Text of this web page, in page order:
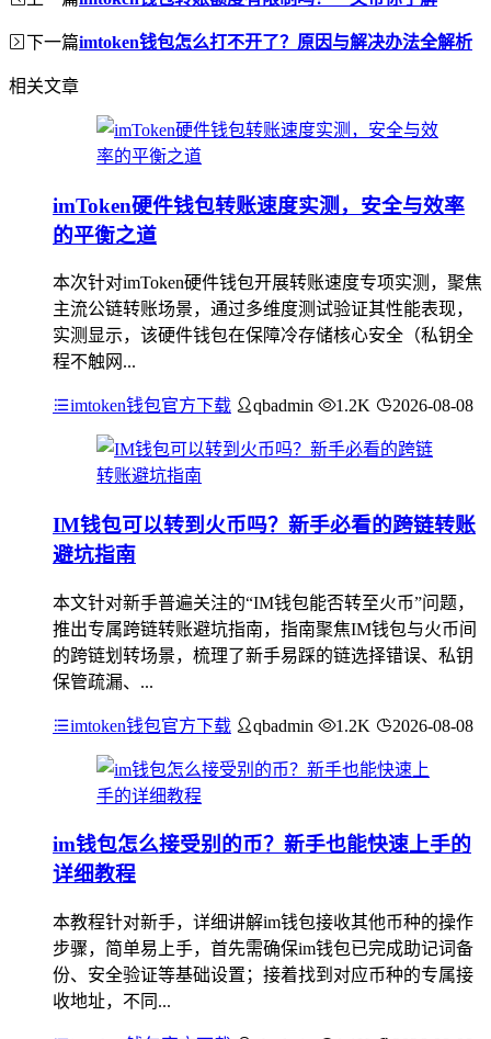
下一篇imtoken钱包怎么打不开了？原因与解决办法全解析
相关文章
imToken硬件钱包转账速度实测，安全与效率
的平衡之道
本次针对imToken硬件钱包开展转账速度专项实测，聚焦
主流公链转账场景，通过多维度测试验证其性能表现，
实测显示，该硬件钱包在保障冷存储核心安全（私钥全
程不触网...
imtoken钱包官方下载 qbadmin 1.2K 2026-08-08
IM钱包可以转到火币吗？新手必看的跨链转账
避坑指南
本文针对新手普遍关注的“IM钱包能否转至火币”问题，
推出专属跨链转账避坑指南，指南聚焦IM钱包与火币间
的跨链划转场景，梳理了新手易踩的链选择错误、私钥
保管疏漏、...
imtoken钱包官方下载 qbadmin 1.2K 2026-08-08
im钱包怎么接受别的币？新手也能快速上手的
详细教程
本教程针对新手，详细讲解im钱包接收其他币种的操作
步骤，简单易上手，首先需确保im钱包已完成助记词备
份、安全验证等基础设置；接着找到对应币种的专属接
收地址，不同...